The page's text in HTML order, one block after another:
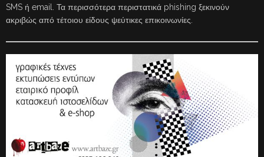
SMS ή email. Τα περισσότερα περιστατικά phishing ξεκινούν
ακριβώς από τέτοιου είδους ψεύτικες επικοινωνίες.